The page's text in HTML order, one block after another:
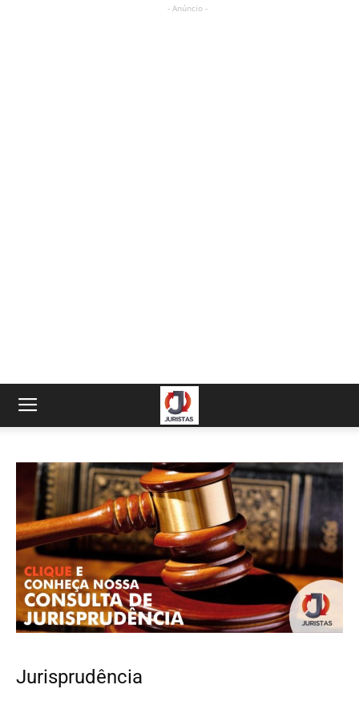
- Anúncio -
Jurisprudência